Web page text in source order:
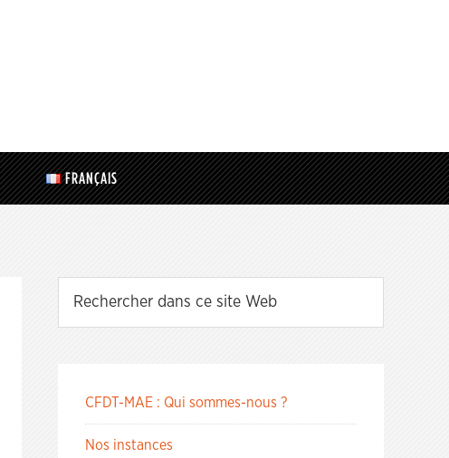
FRANÇAIS
CFDT-MAE : Qui sommes-nous ?
Nos instances